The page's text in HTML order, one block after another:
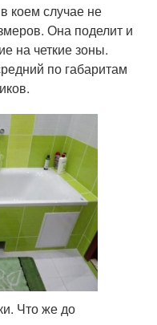
коем случае не
Она поделит и
на четкие зоны.
по габаритам
Что же до